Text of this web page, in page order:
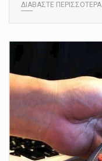
ΔΙΑΒΑΣΤΕ ΠΕΡΙΣΣΟΤΕΡΑ